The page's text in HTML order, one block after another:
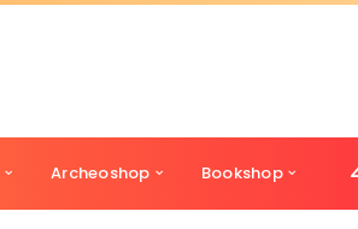
Archeoshop Bookshop